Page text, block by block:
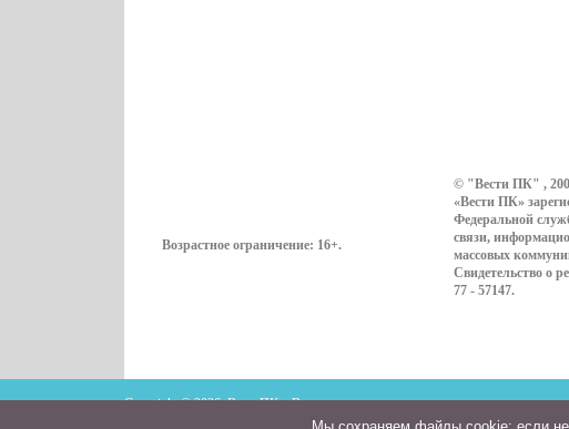
Возрастное ограничение: 16+.
© "Вести ПК" ,
«Вести ПК»
Федеральной
связи,
массовых
Свидетельство о
77 - 57147.
Copyright © 2026. ВестиПК в Воронеже